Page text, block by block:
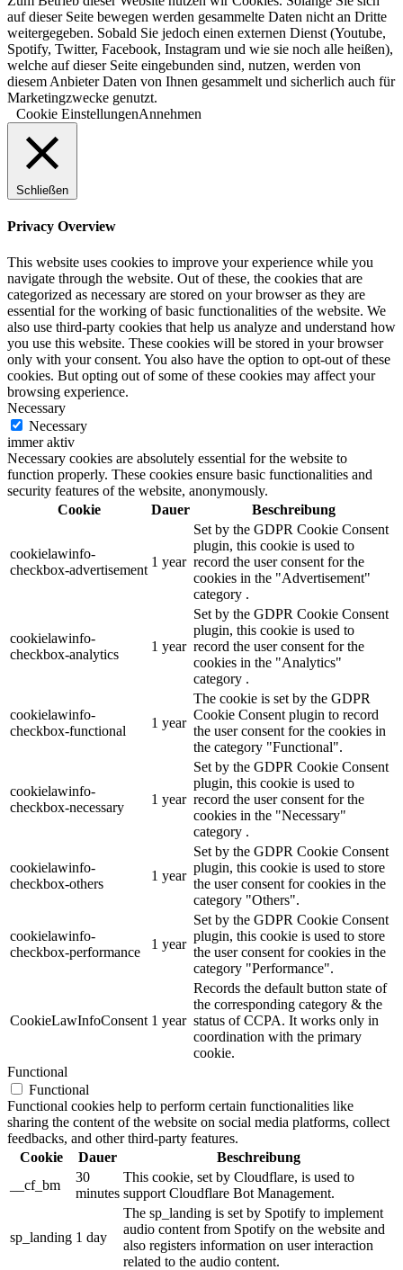
auf dieser Seite bewegen werden gesammelte Daten nicht an Dritte
weitergegeben. Sobald Sie jedoch einen externen Dienst (Youtube,
Spotify, Twitter, Facebook, Instagram und wie sie noch alle heißen),
welche auf dieser Seite eingebunden sind, nutzen, werden von
diesem Anbieter Daten von Ihnen gesammelt und sicherlich auch für
Marketingzwecke genutzt.
Cookie EinstellungenAnnehmen
Schließen
Privacy Overview
This website uses cookies to improve your experience while you
navigate through the website. Out of these, the cookies that are
categorized as necessary are stored on your browser as they are
essential for the working of basic functionalities of the website. We
also use third-party cookies that help us analyze and understand how
you use this website. These cookies will be stored in your browser
only with your consent. You also have the option to opt-out of these
cookies. But opting out of some of these cookies may affect your
browsing experience.
Necessary
Necessary
immer aktiv
Necessary cookies are absolutely essential for the website to
function properly. These cookies ensure basic functionalities and
security features of the website, anonymously.
Cookie
Dauer Beschreibung
cookielawinfo-
checkbox-advertisement
1 year
Set by the GDPR Cookie Consent
plugin, this cookie is used to
record the user consent for the
cookies in the "Advertisement"
category .
cookielawinfo-
checkbox-analytics
1 year
Set by the GDPR Cookie Consent
plugin, this cookie is used to
record the user consent for the
cookies in the "Analytics"
category .
cookielawinfo-
checkbox-functional
1 year
The cookie is set by the GDPR
Cookie Consent plugin to record
the user consent for the cookies in
the category "Functional".
cookielawinfo-
checkbox-necessary
1 year
Set by the GDPR Cookie Consent
plugin, this cookie is used to
record the user consent for the
cookies in the "Necessary"
category .
cookielawinfo-
checkbox-others
1 year
Set by the GDPR Cookie Consent
plugin, this cookie is used to store
the user consent for cookies in the
category "Others".
cookielawinfo-
checkbox-performance
1 year
Set by the GDPR Cookie Consent
plugin, this cookie is used to store
the user consent for cookies in the
category "Performance".
CookieLawInfoConsent 1 year
Records the default button state of
the corresponding category & the
status of CCPA. It works only in
coordination with the primary
cookie.
Functional
Functional
Functional cookies help to perform certain functionalities like
sharing the content of the website on social media platforms, collect
feedbacks, and other third-party features.
Cookie
Dauer
Beschreibung
__cf_bm
30
minutes
This cookie, set by Cloudflare, is used to
support Cloudflare Bot Management.
sp_landing 1 day
The sp_landing is set by Spotify to implement
audio content from Spotify on the website and
also registers information on user interaction
related to the audio content.